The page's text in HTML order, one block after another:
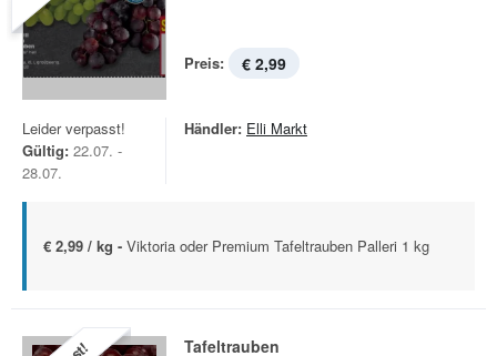
Preis: € 2,99
Leider verpasst!
Gültig: 22.07. -
28.07.
Händler: Elli Markt
€ 2,99 / kg - Viktoria oder Premium Tafeltrauben Palleri 1 kg
Tafeltrauben